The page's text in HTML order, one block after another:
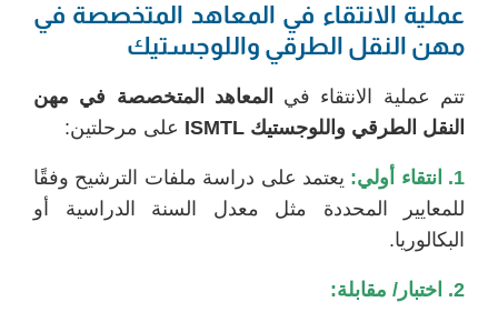
عملية الانتقاء في المعاهد المتخصصة في
مهن النقل الطرقي واللوجستيك
تتم عملية الانتقاء في
المعاهد المتخصصة في مهن
النقل الطرقي واللوجستيك ISMTL على مرحلتين:
1. انتقاء أولي:
يعتمد على دراسة ملفات الترشيح وفقًا
للمعايير المحددة مثل معدل السنة الدراسية أو
البكالوريا.
2. اختبار/ مقابلة: